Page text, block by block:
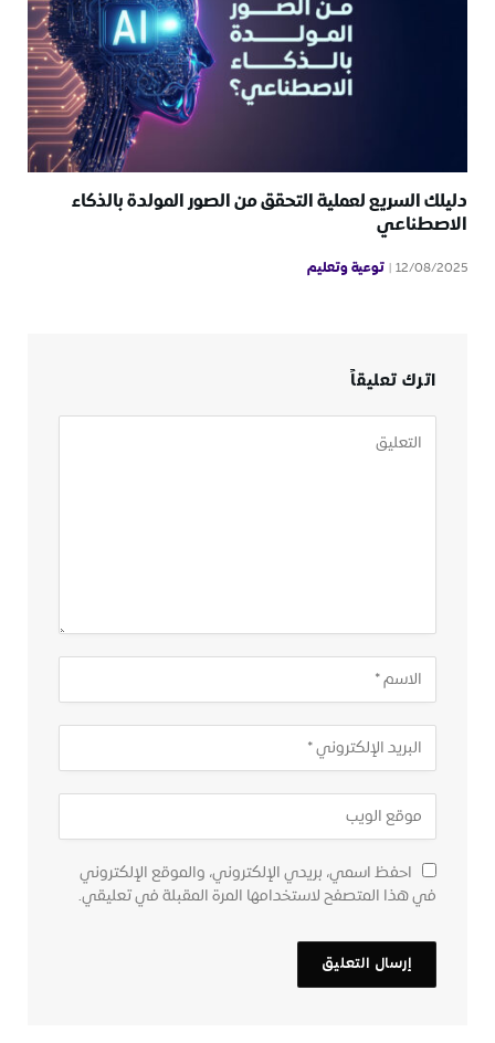
دليلك السريع لعملية التحقق من الصور المولدة بالذكاء
الاصطناعي
12/08/2025 توعية وتعليم
اترك تعليقاً
احفظ اسمي، بريدي الإلكتروني، والموقع الإلكتروني
في هذا المتصفح لاستخدامها المرة المقبلة في تعليقي.